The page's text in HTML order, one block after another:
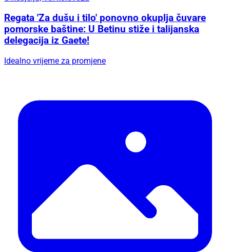
Regata 'Za dušu i tilo' ponovno okuplja čuvare
pomorske baštine: U Betinu stiže i talijanska
delegacija iz Gaete!
Idealno vrijeme za promjene